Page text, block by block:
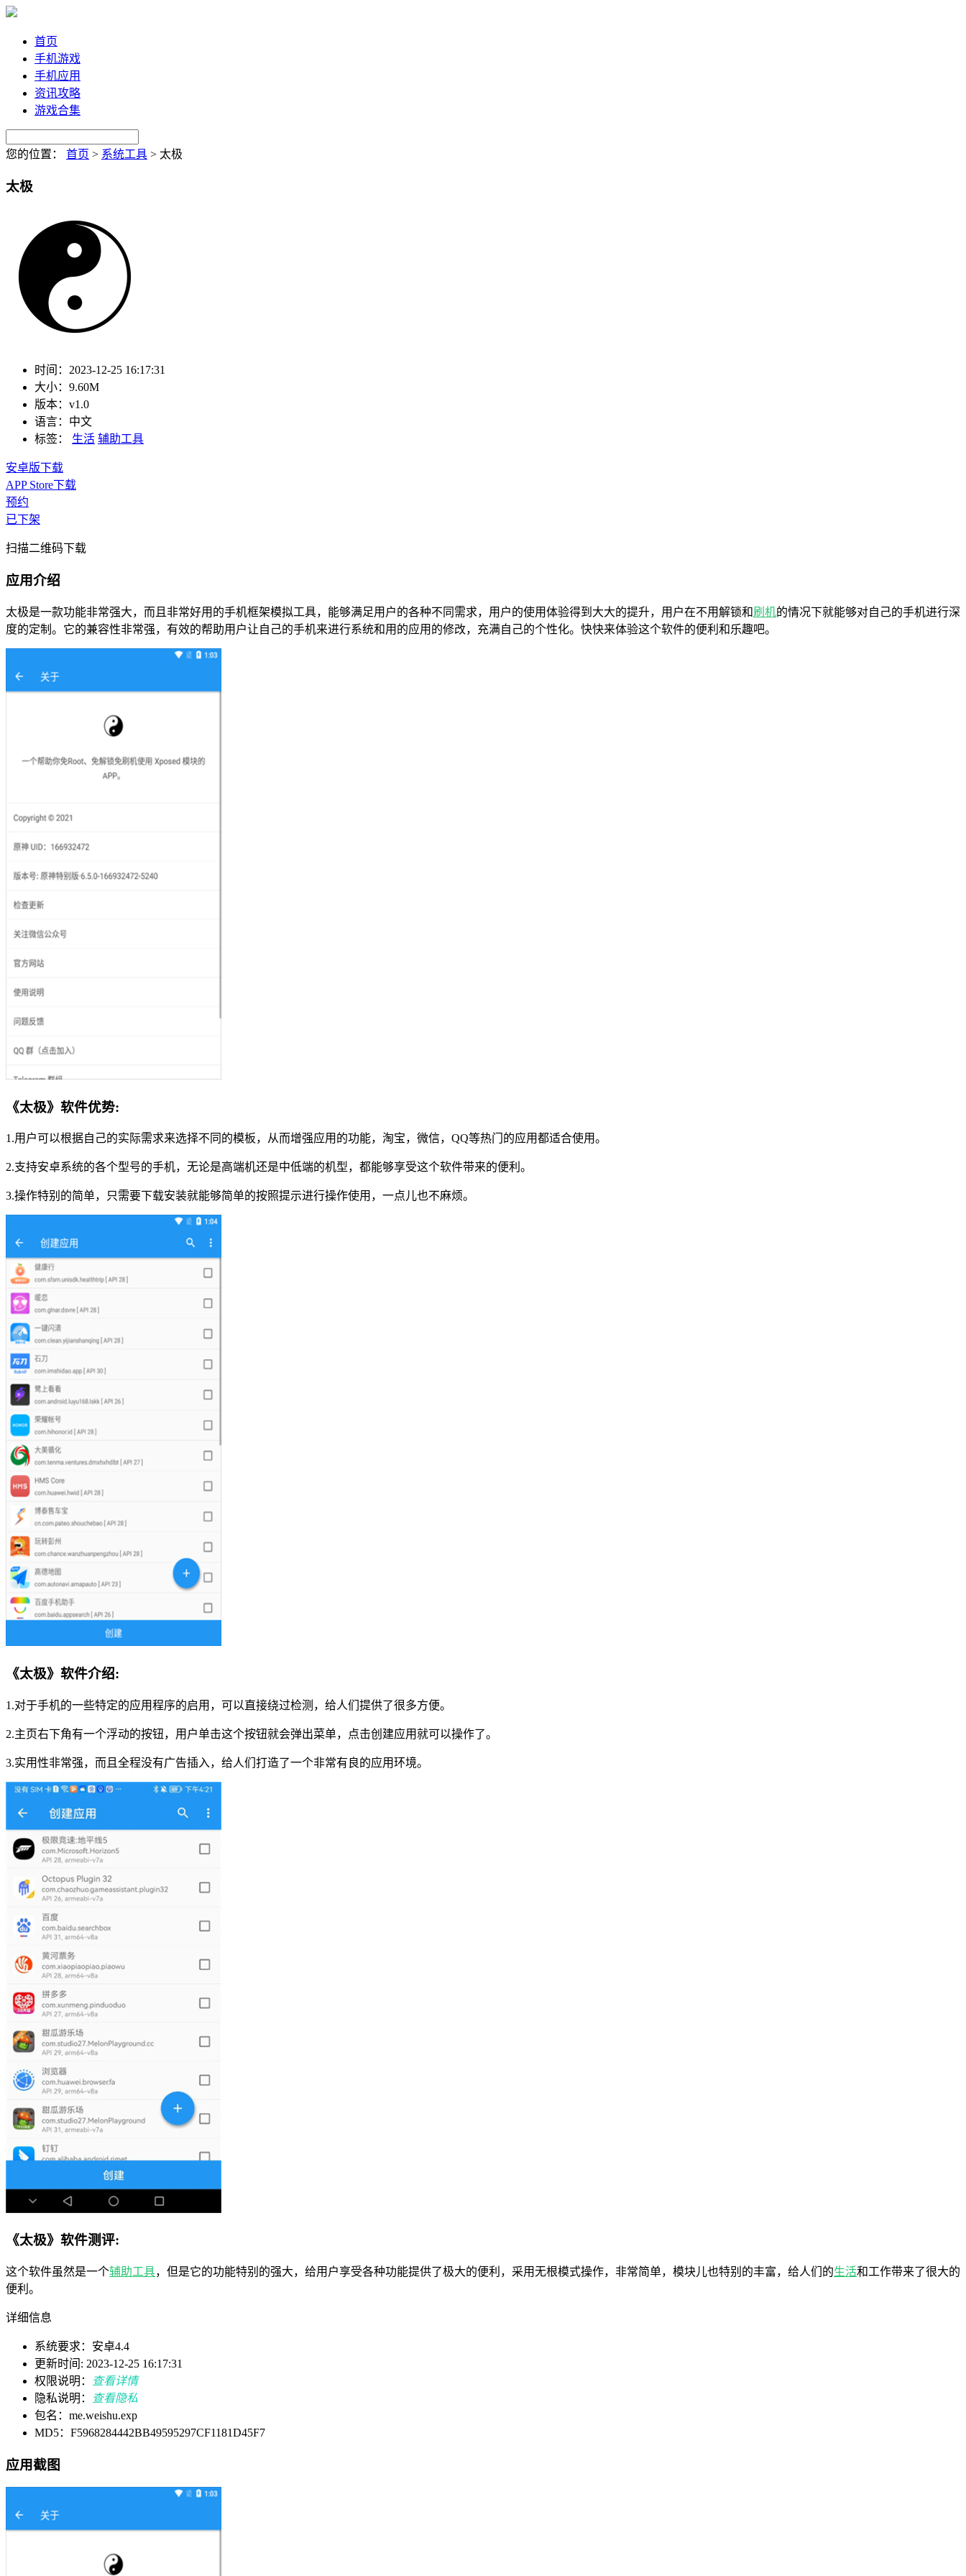
首页
手机游戏
手机应用
资讯攻略
游戏合集
您的位置： 首页 > 系统工具 > 太极
太极
时间： 2023-12-25 16:17:31
大小： 9.60M
版本： v1.0
语言： 中文
标签：
生活 辅助工具
安卓版下载
APP Store下载
预约
已下架
扫描二维码下载
应用介绍
太极是一款功能非常强大，而且非常好用的手机框架模拟工具，能够满足用户的各种不同需求，用户的使用体验得到大大的提升，用户在不用解锁和刷机的情况下就能够对自己的手机进行深
度的定制。它的兼容性非常强，有效的帮助用户让自己的手机来进行系统和用的应用的修改，充满自己的个性化。快快来体验这个软件的便利和乐趣吧。
《太极》软件优势:
1.用户可以根据自己的实际需求来选择不同的模板，从而增强应用的功能，淘宝，微信，QQ等热门的应用都适合使用。
2.支持安卓系统的各个型号的手机，无论是高端机还是中低端的机型，都能够享受这个软件带来的便利。
3.操作特别的简单，只需要下载安装就能够简单的按照提示进行操作使用，一点儿也不麻烦。
《太极》软件介绍:
1.对于手机的一些特定的应用程序的启用，可以直接绕过检测，给人们提供了很多方便。
2.主页右下角有一个浮动的按钮，用户单击这个按钮就会弹出菜单，点击创建应用就可以操作了。
3.实用性非常强，而且全程没有广告插入，给人们打造了一个非常有良的应用环境。
《太极》软件测评:
这个软件虽然是一个辅助工具，但是它的功能特别的强大，给用户享受各种功能提供了极大的便利，采用无根模式操作，非常简单，模块儿也特别的丰富，给人们的生活和工作带来了很大的
便利。
详细信息
系统要求：安卓4.4
更新时间: 2023-12-25 16:17:31
权限说明：
查看详情
隐私说明：
查看隐私
包名：me.weishu.exp
MD5：F5968284442BB49595297CF1181D45F7
应用截图